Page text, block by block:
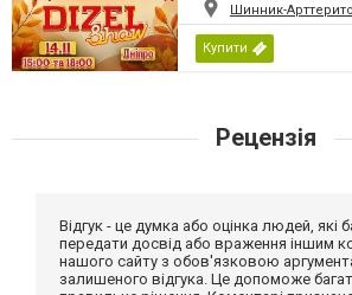
Шинник-
Купити
Рецензія
Відгук - це думка або оцінка людей, які
передати досвід або враження іншим
нашого сайту з обов'язковою
залишеного відгука. Це допоможе